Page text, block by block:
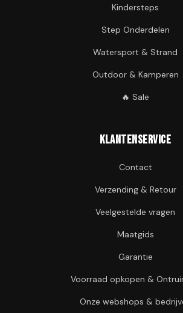
Kindersteps
Step Onderdelen
Watersport & Strand
Outdoor & Kamperen
🔥 Sale
Klantenservice
Contact
Verzending & Retour
Veelgestelde vragen
Maatgids
Garantie
Voorraad opkopen &
Onze webshops &